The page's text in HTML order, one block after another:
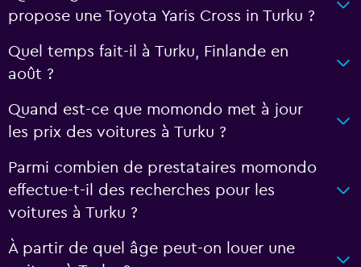
propose une Toyota Yaris Cross in Turku ?
Quel temps fait-il à Turku, Finlande en
août ?
Quand est-ce que momondo met à jour
les prix des voitures à Turku ?
Parmi combien de prestataires momondo
effectue-t-il des recherches pour les
voitures à Turku ?
À partir de quel âge peut-on louer une